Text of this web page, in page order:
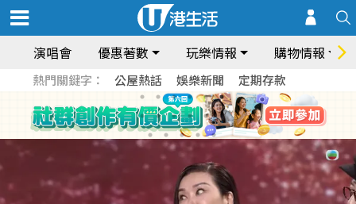
演唱會 優惠著數 玩樂情報 購物情報
熱門關鍵字： 公屋熱話 娛樂新聞 定期存款